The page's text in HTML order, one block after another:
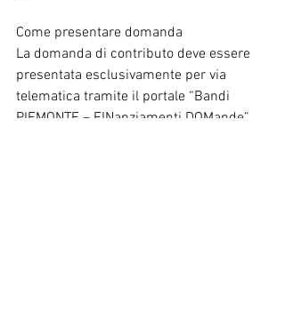
Come presentare domanda
La domanda di contributo deve essere
presentata esclusivamente per via
telematica tramite il portale “Bandi
PIEMONTE – FINanziamenti DOMande”